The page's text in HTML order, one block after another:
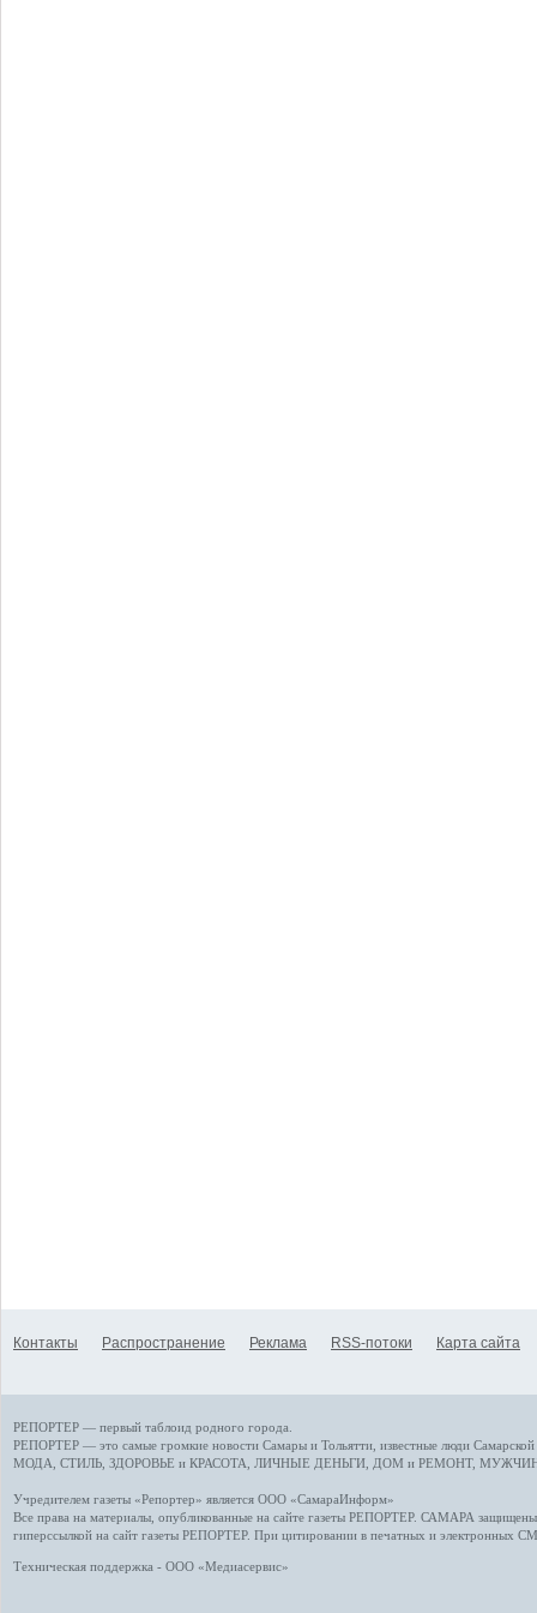
Контакты Распространение Реклама RSS-потоки Карта сайта
РЕПОРТЕР — первый таблоид родного города.
РЕПОРТЕР — это самые громкие новости Самары и Тольятти, известные люди
МОДА, СТИЛЬ ЗДОРОВЬЕ и КРАСОТА ЛИЧНЫЕ ДЕНЬГИ ДОМ и РЕМОНТ,
Учредителем газеты «Репортер» является ООО «СамараИнформ»
Все права на материалы, опубликованные на сайте газеты РЕПОРТЕР. САМАРА защищены.
гиперссылкой на сайт газеты РЕПОРТЕР. При цитировании в печатных и электронных
Техническая поддержка - ООО «Медиасервис»